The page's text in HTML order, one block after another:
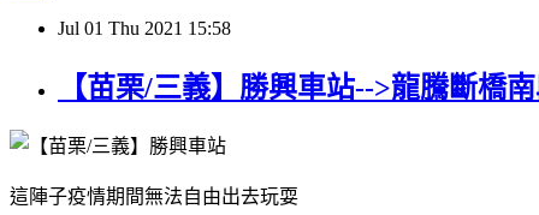
Jul 01 Thu 2021 15:58
【苗栗/三義】勝興車站-->龍騰斷橋
這陣子疫情期間無法自由出去玩耍